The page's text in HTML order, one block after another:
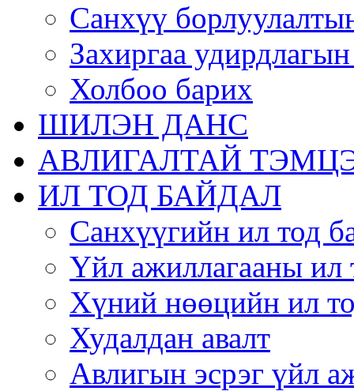
Санхүү
Захиргаа удирдлагын
Холбоо барих
ШИЛЭН ДАНС
АВЛИГАЛТАЙ
ИЛ ТОД БАЙДАЛ
Санхүүгийн ил тод
Үйл ажиллагааны ил
Хүний нөөцийн ил
Худалдан авалт
Авлигын эсрэг үйл